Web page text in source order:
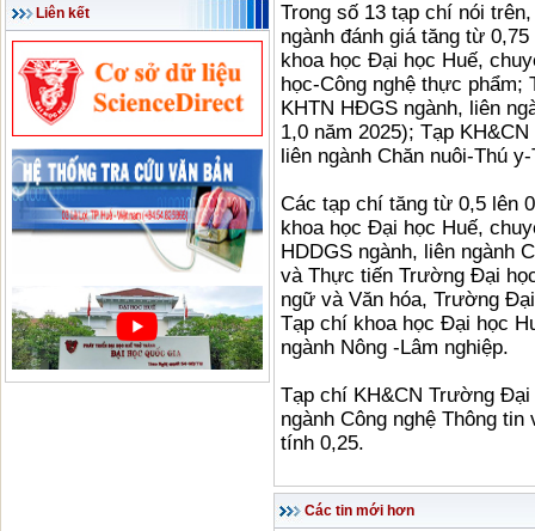
Liên kết
Trong số 13 tạp chí nói
ngành đánh giá tăng từ
khoa học Đại học Huế,
học-Công nghệ thực phẩm;
KHTN HĐGS ngành, liên
1,0 năm 2025); Tạp
liên ngành Chăn nuôi-Thú
Các tạp chí tăng từ 0,5 lên
khoa học Đại học Huế,
HDDGS ngành, liên ngành
và Thực tiến Trường Đại
ngữ và Văn hóa, Trường
Tạp chí khoa học Đại học
ngành Nông -Lâm nghiệp.
Tạp chí KH&CN Trường
ngành Công nghệ Thông
tính 0,25.
Các tin mới hơn